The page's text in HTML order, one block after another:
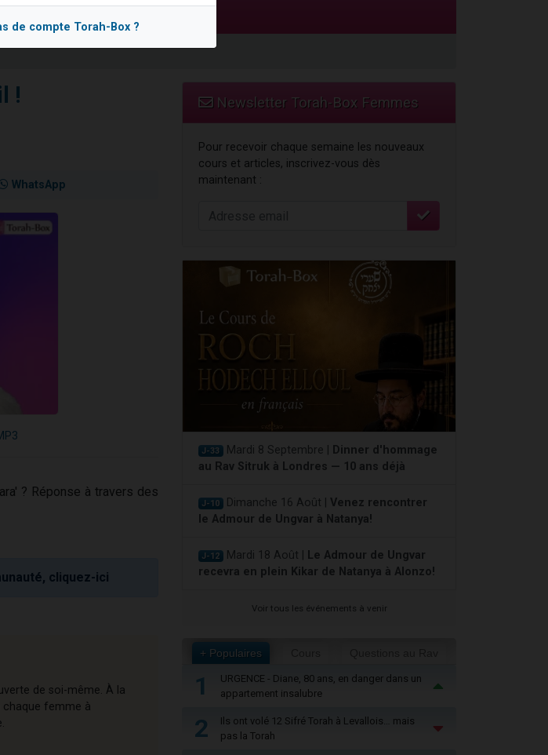
déjà orphelins risquent de perdre leur maman
!
WhatsApp
? Réponse à travers des
cliquez-ici
de soi-même. À la
femme à
Newsletter Torah-Box Femmes
Pour recevoir chaque semaine les nouveaux
cours et articles, inscrivez-vous dès
maintenant :
J-33 Mardi 8 Septembre |
Dinner d'hommage
au Rav Sitruk à Londres — 10 ans déjà
J-10 Dimanche 16 Août | Venez rencontrer
le Admour de Ungvar à Natanya!
J-12 Mardi 18 Août |
Le Admour de Ungvar
recevra en plein Kikar de Natanya à Alonzo!
Voir tous les événements à venir
+ Populaires
1
URGENCE - Diane, 80 ans, en danger dans un
appartement insalubre
2
Ils ont volé 12 Sifré Torah à Levallois… mais
pas la Torah
de compte Torah-Box ?